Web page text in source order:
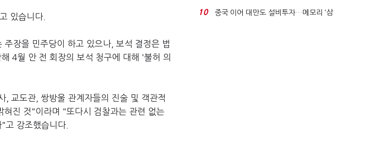
있습니다.
장을 민주당이 하고 있으나, 보석 결정은 법
4월 안 전 회장의 보석 청구에 대해 '불허 의
, 교도관, 쌍방울 관계자들의 진술 및 객관적
혀진 것"이라며 "또다시 검찰과는 관련 없는
고 강조했습니다.
적극적 조사로 진...
10
중국 이어 대만도 설비투자…메모리 ‘삼